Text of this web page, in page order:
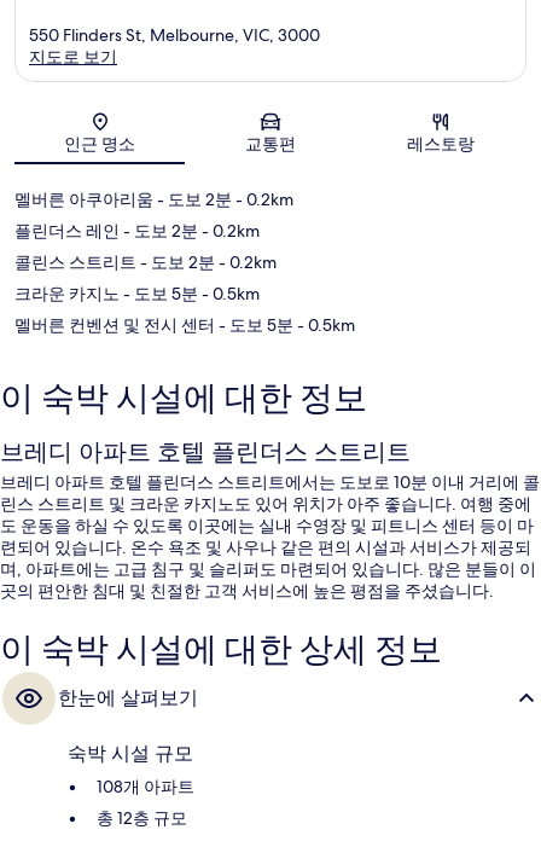
지도
550 Flinders St, Melbourne, VIC, 3000
지도로 보기
인근 명소 교통편 레스토랑
멜버른 아쿠아리움 - 도보 2분 - 0.2km
플린더스 레인 - 도보 2분 - 0.2km
콜린스 스트리트 - 도보 2분 - 0.2km
크라운 카지노 - 도보 5분 - 0.5km
멜버른 컨벤션 및 전시 센터 - 도보 5분 - 0.5km
이 숙박 시설에 대한 정보
브레디 아파트 호텔 플린더스 스트리트
브레디 아파트 호텔 플린더스 스트리트에서는 도보로 10분 이내 거리에 콜
린스 스트리트 및 크라운 카지노도 있어 위치가 아주 좋습니다. 여행 중에
도 운동을 하실 수 있도록 이곳에는 실내 수영장 및 피트니스 센터 등이 마
련되어 있습니다. 온수 욕조 및 사우나 같은 편의 시설과 서비스가 제공되
며, 아파트에는 고급 침구 및 슬리퍼도 마련되어 있습니다. 많은 분들이 이
곳의 편안한 침대 및 친절한 고객 서비스에 높은 평점을 주셨습니다.
이 숙박 시설에 대한 상세 정보
한눈에 살펴보기
숙박 시설 규모
108개 아파트
총 12층 규모